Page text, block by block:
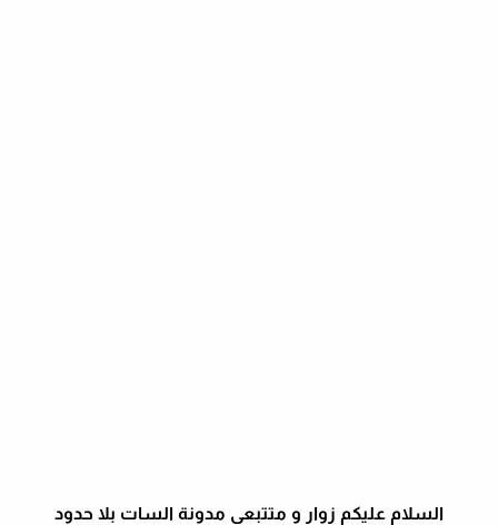
السلام عليكم زوار و متتبعي مدونة السات بلا حدود